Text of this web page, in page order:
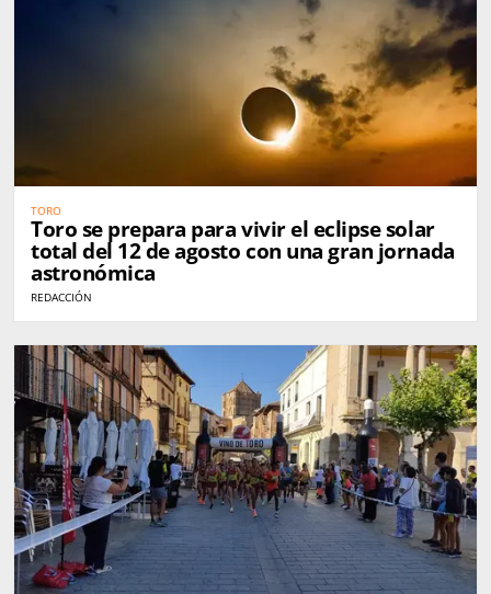
TORO
Toro se prepara para vivir el eclipse solar
total del 12 de agosto con una gran jornada
astronómica
REDACCIÓN